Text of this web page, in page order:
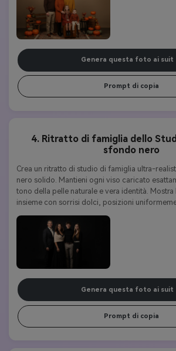
abito giallo senape con cardigan, elegante e
anni: abito bordeaux con accessorio sciarpa,
Padre: maglione marrone scuro con pantaloni
casual • Figlio di 2 anni: maglione color
cremo• Tutti indossano scarpe casual o
abbigliamento:• Padre è in piedi dietro con un
braccio naturalmente intorno alla madre•
grazia accanto a lui, tenendo la mano della
16 anni è in piedi accanto alla madre, i capelli
alla telecamera Terreno e illuminazione:•
autunnale per interni Illuminazione
esaltare la profondità e il realismoStile
fotorealistico ad alta risoluzione, accogliente,
tempo, rapporto aspetto 16:9.
Genera questa foto ai suit
Prompt di copia
4. Ritratto di famiglia dello
sfondo nero
Crea un ritratto di studio di famiglia ultra-
nero solido. Mantieni ogni viso caricato
tono della pelle naturale e vera identità.
insieme con sorrisi dolci, posizioni
diffusa, una luce sottile intorno ai capelli e
aumentare la profondità. Tutti indossano outfit
coordinati per un look ritratto di famiglia senza
Fotografia ad alta risoluzione, in stile
Genera questa foto ai suit
Prompt di copia